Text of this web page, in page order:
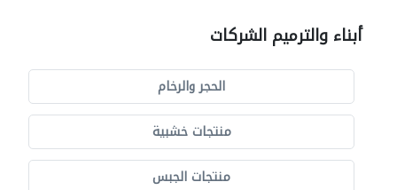
أبناء والترميم الشركات
الحجر والرخام
منتجات خشبية
منتجات الجبس